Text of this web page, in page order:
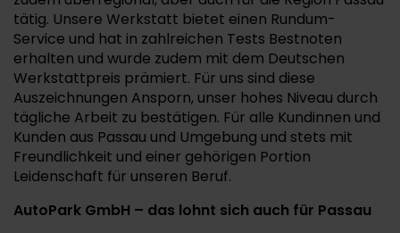
tätig. Unsere Werkstatt bietet einen Rundum-
Service und hat in zahlreichen Tests Bestnoten
erhalten und wurde zudem mit dem Deutschen
Werkstattpreis prämiert. Für uns sind diese
Auszeichnungen Ansporn, unser hohes Niveau durch
tägliche Arbeit zu bestätigen. Für alle Kundinnen und
Kunden aus Passau und Umgebung und stets mit
Freundlichkeit und einer gehörigen Portion
Leidenschaft für unseren Beruf.
AutoPark GmbH – das lohnt sich auch für Passau